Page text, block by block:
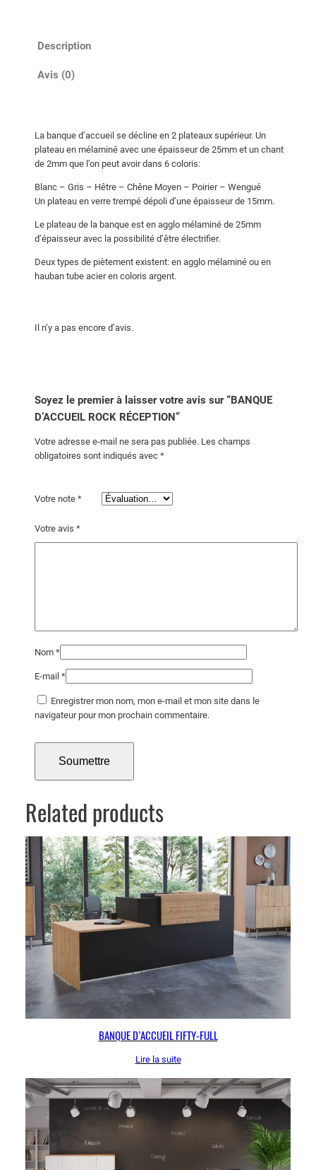
Description
Avis (0)
La banque d’accueil se décline en 2 plateaux supérieur. Un
plateau en mélaminé avec une épaisseur de 25mm et un chant
de 2mm que l’on peut avoir dans 6 coloris:
Blanc – Gris – Hêtre – Chêne Moyen – Poirier – Wengué
Un plateau en verre trempé dépoli d’une épaisseur de 15mm.
Le plateau de la banque est en agglo mélaminé de 25mm
d’épaisseur avec la possibilité d’être électrifier.
Deux types de piètement existent: en agglo mélaminé ou en
hauban tube acier en coloris argent.
Il n’y a pas encore d’avis.
Soyez le premier à laisser votre avis sur “BANQUE
D’ACCUEIL ROCK RÉCEPTION”
Votre adresse e-mail ne sera pas publiée. Les champs
obligatoires sont indiqués avec *
Votre note *
Votre avis *
Nom *
E-mail *
Enregistrer mon nom, mon e-mail et mon site dans le
navigateur pour mon prochain commentaire.
Related products
BANQUE D’ACCUEIL FIFTY-FULL
Lire la suite